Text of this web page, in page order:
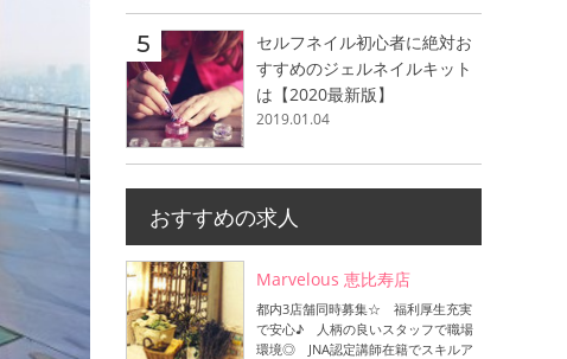
セルフネイル初心者に絶対お
すすめのジェルネイルキット
は【2020最新版】
2019.01.04
おすすめの求人
Marvelous 恵比寿店
都内3店舗同時募集☆ 福利厚生充実
で安心♪ 人柄の良いスタッフで職場
環境◎ JNA認定講師在籍でスキルア